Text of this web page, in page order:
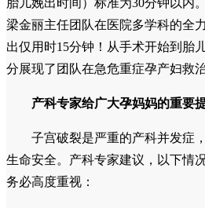
胎儿娩出时间）标准为30分钟以内
梁金丽主任团队在医院多学科的全
出仅用时15分钟！从手术开始到胎
分展现了团队在急危重症孕产妇救
产科专家给广大孕妈妈的重要
子宫破裂是严重的产科并发症
生命安全。产科专家建议，以下情
务必高度重视：